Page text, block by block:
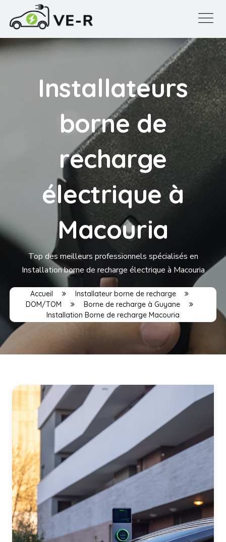
Installateurs
borne de
recharge
électrique à
Macouria
Top des meilleurs professionnels spécialisés en
Installation borne de recharge électrique à Macouria
Accueil
Installateur borne de recharge
DOM/TOM
Borne de recharge à Guyane
Installation Borne de recharge Macouria